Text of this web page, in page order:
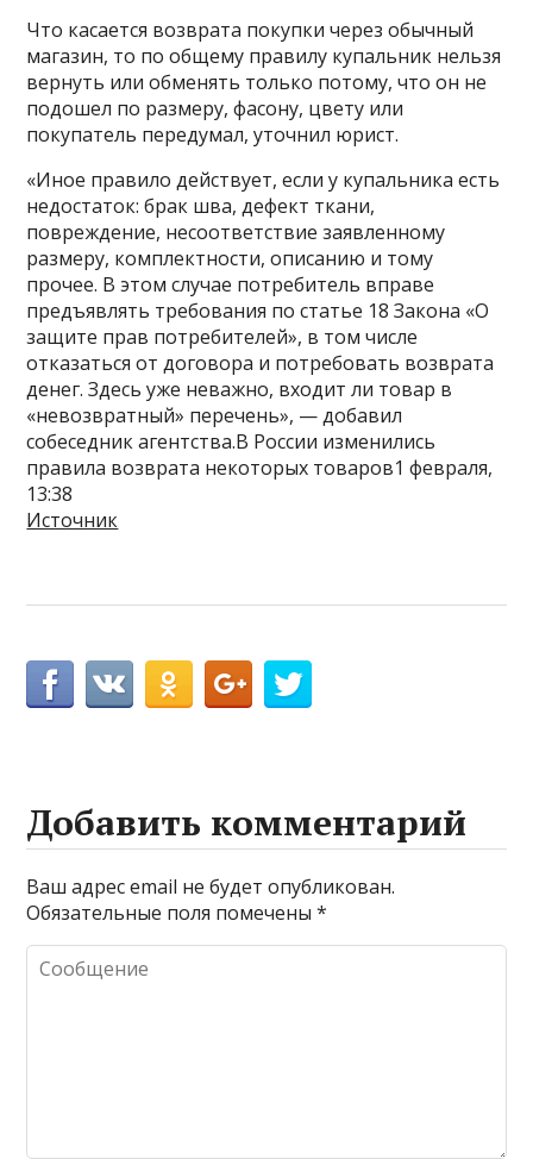
Что касается возврата покупки через обычный
магазин, то по общему правилу купальник нельзя
вернуть или обменять только потому, что он не
подошел по размеру, фасону, цвету или
покупатель передумал, уточнил юрист.
«Иное правило действует, если у купальника есть
недостаток: брак шва, дефект ткани,
повреждение, несоответствие заявленному
размеру, комплектности, описанию и тому
прочее. В этом случае потребитель вправе
предъявлять требования по статье 18 Закона «О
защите прав потребителей», в том числе
отказаться от договора и потребовать возврата
денег. Здесь уже неважно, входит ли товар в
«невозвратный» перечень», — добавил
собеседник агентства.В России изменились
правила возврата некоторых товаров1 февраля,
13:38
Источник
Добавить комментарий
Ваш адрес email не будет опубликован.
Обязательные поля помечены*